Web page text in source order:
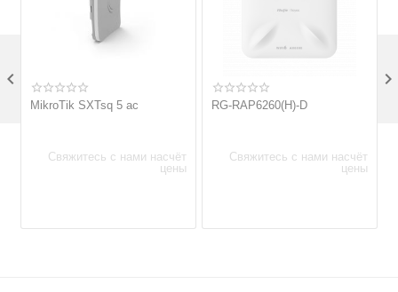
MikroTik SXTsq 5 ac
Свяжитесь с нами насчёт
цены
RG-RAP6260(H)-D
Свяжитесь с нами насчёт
цены
 